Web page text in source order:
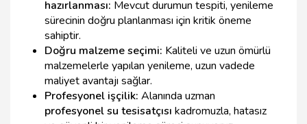
hazırlanması: Mevcut durumun tespiti, yenileme
sürecinin doğru planlanması için kritik öneme
sahiptir.
Doğru malzeme seçimi: Kaliteli ve uzun ömürlü
malzemelerle yapılan yenileme, uzun vadede
maliyet avantajı sağlar.
Profesyonel işçilik: Alanında uzman
profesyonel su tesisatçısı kadromuzla, hatasız